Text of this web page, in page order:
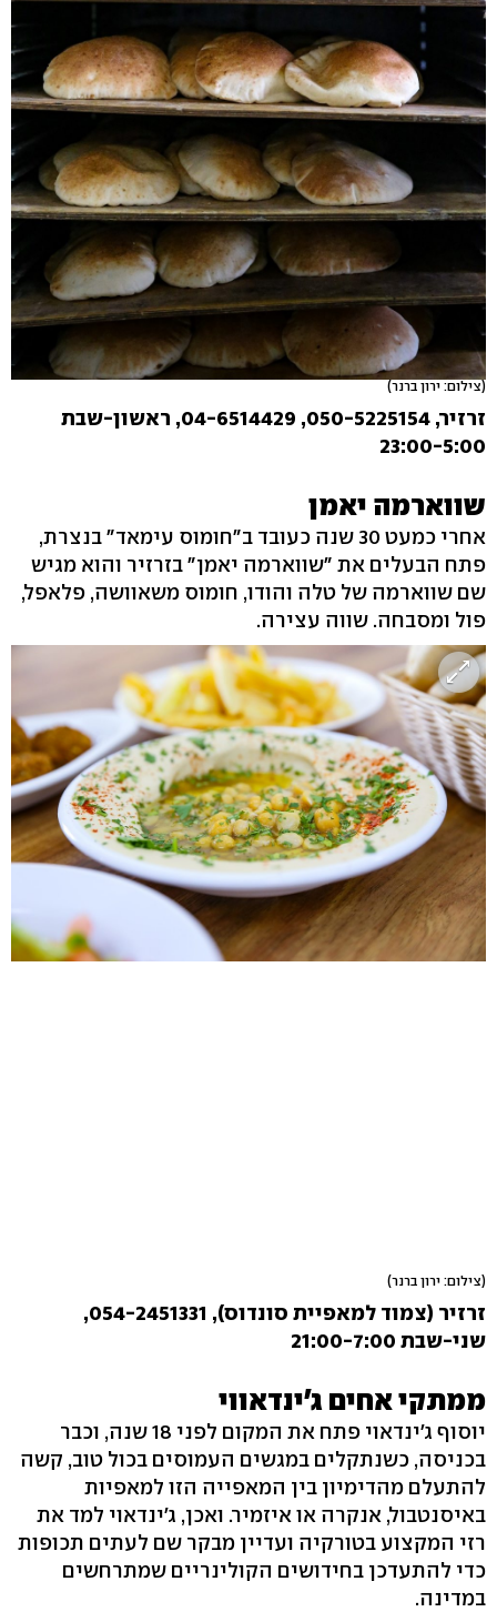
(צילום: ירון ברנר)
זרזיר, 050-5225154, 04-6514429, ראשון-שבת
23:00-5:00
שווארמה יאמן
אחרי כמעט 30 שנה כעובד ב"חומוס עימאד" בנצרת,
פתח הבעלים את "שווארמה יאמן" בזרזיר והוא מגיש
שם שווארמה של טלה והודו, חומוס משאוושה, פלאפל,
פול ומסבחה. שווה עצירה.
(צילום: ירון ברנר)
זרזיר (צמוד למאפיית סונדוס), 054-2451331,
שני-שבת 21:00-7:00
ממתקי אחים ג'ינדאווי
יוסוף ג'ינדאוי פתח את המקום לפני 18 שנה, וכבר
בכניסה, כשנתקלים במגשים העמוסים בכול טוב, קשה
להתעלם מהדימיון בין המאפייה הזו למאפיות
באיסנטבול, אנקרה או איזמיר. ואכן, ג'ינדאוי למד את
רזי המקצוע בטורקיה ועדיין מבקר שם לעתים תכופות
כדי להתעדכן בחידושים הקולינריים שמתרחשים
במדינה.